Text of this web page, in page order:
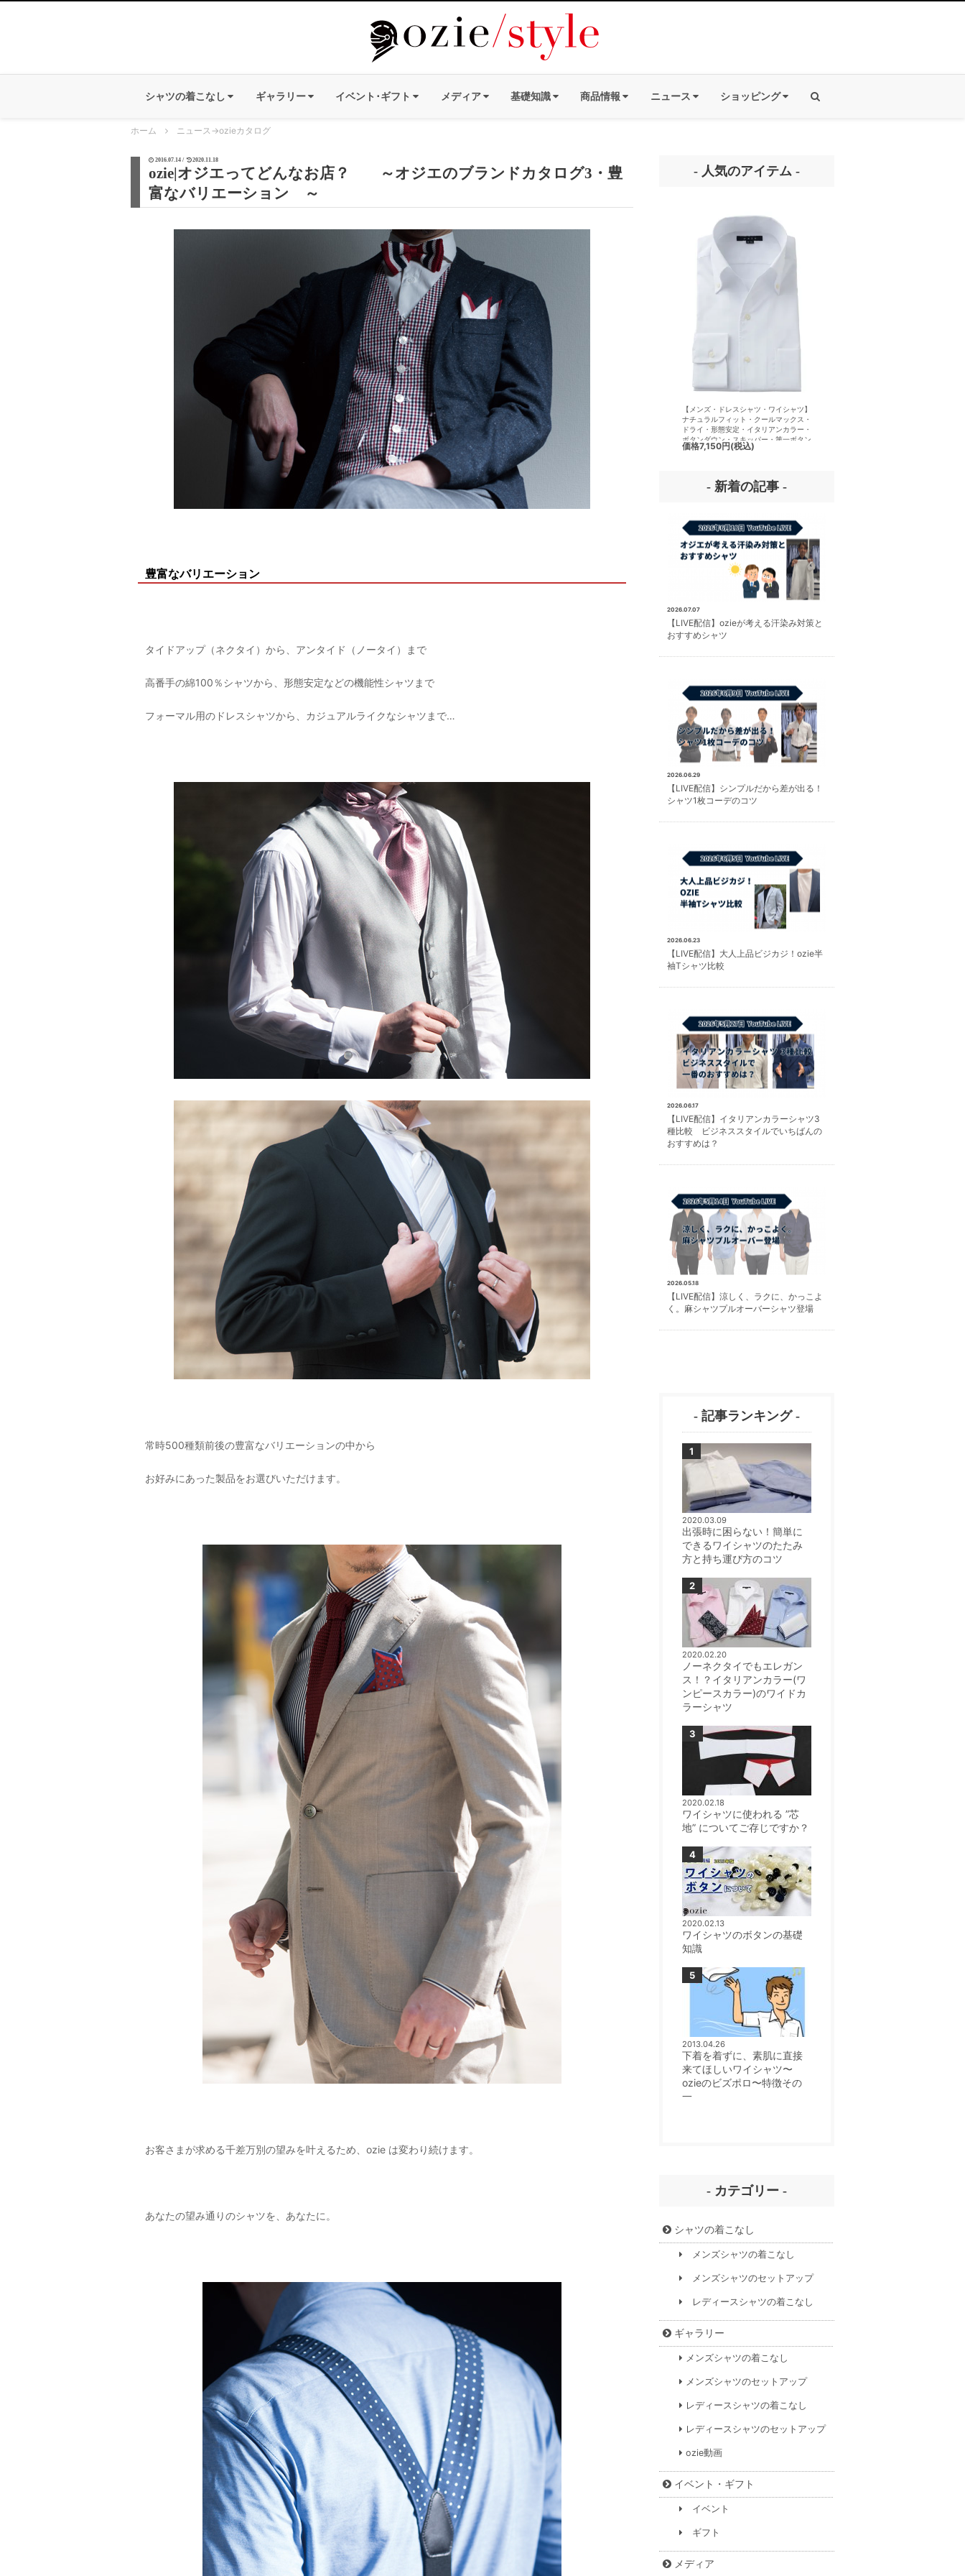
シャツの着こなし ギャラリー イベント･ギフト メディア 基礎知識 商品情報 ニュース ショッピング
ホーム ニュース →ozieカタログ
2016.07.14 / 2020.11.18
ozie|オジエってどんなお店？ ～オジエのブランドカタログ3・豊
富なバリエーション ～
豊富なバリエーション
タイドアップ（ネクタイ）から、アンタイド（ノータイ）まで
高番手の綿100％シャツから、形態安定などの機能性シャツまで
フォーマル用のドレスシャツから、カジュアルライクなシャツまで…
常時500種類前後の豊富なバリエーションの中から
お好みにあった製品をお選びいただけます。
お客さまが求める千差万別の望みを叶えるため、ozie は変わり続けます。
あなたの望み通りのシャツを、あなたに。
- 人気のアイテム -
【メンズ・ドレスシャツ・ワイシャツ】
ナチュラルフィット・ブロード・ダブル
カフス・ホリゾンタルカラー・カッタウ
ェイ・クレリック
価格 8,800円
【メンズ・ドレスシャツ・ワイシャツ】
ナチュラルフィット・クールマックス・
ドライ・形態安定・イタリアンカラー・
ボタンダウン・スキッパー・第一ボタン
無し
価格7,150円(税込)
- 新着の記事 -
2026.07.07
【LIVE配信】ozieが考える汗染み対策と
おすすめシャツ
2026.06.29
【LIVE配信】シンプルだから差が出る！
シャツ1枚コーデのコツ
2026.06.23
【LIVE配信】大人上品ビジカジ！ozie半
袖Tシャツ比較
2026.06.17
【LIVE配信】イタリアンカラーシャツ3
種比較 ビジネススタイルでいちばんの
おすすめは？
2026.05.18
【LIVE配信】涼しく、ラクに、かっこよ
く。麻シャツプルオーバーシャツ登場
- 記事ランキング -
2020.03.09
出張時に困らない！簡単に
できるワイシャツのたたみ
方と持ち運び方のコツ
2020.02.20
ノーネクタイでもエレガン
ス！？イタリアンカラー(ワ
ンピースカラー)のワイドカ
ラーシャツ
2020.02.18
ワイシャツに使われる ”芯
地” についてご存じですか？
2020.02.13
ワイシャツのボタンの基礎
知識
2013.04.26
下着を着ずに、素肌に直接
来てほしいワイシャツ〜
ozieのビズポロ〜特徴その
一
- カテゴリー -
シャツの着こなし
メンズシャツの着こなし
メンズシャツのセットアップ
レディースシャツの着こなし
ギャラリー
メンズシャツの着こなし
メンズシャツのセットアップ
レディースシャツの着こなし
レディースシャツのセットアップ
ozie動画
イベント・ギフト
イベント
ギフト
メディア